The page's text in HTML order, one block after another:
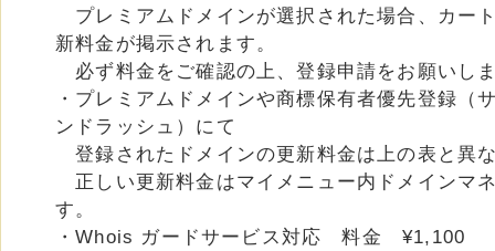
プレミアムドメインが選択された場合、カー
新料金が掲示されます。
必ず料金をご確認の上、登録申請をお願いし
・プレミアムドメインや商標保有者優先登録（
ンドラッシュ）にて
登録されたドメインの更新料金は上の表と異
正しい更新料金はマイメニュー内ドメインマ
す。
・Whois ガードサービス対応 料金 ¥1,100